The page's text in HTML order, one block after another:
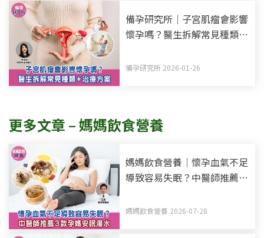
備孕研究所｜子宮肌瘤會影響
懷孕嗎？醫生拆解常見種類
備孕研究所 2026-01-26
更多文章 – 媽媽飲食營養
媽媽飲食營養｜懷孕血氣不足
導致容易失眠？中醫師推薦3
媽媽飲食營養 2026-07-28